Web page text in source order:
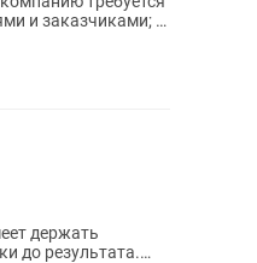
до результата.